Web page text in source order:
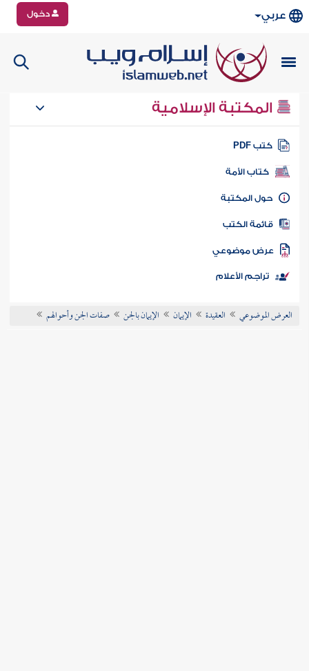
عربي دخول
المكتبة الإسلامية
كتب PDF
كتاب الأمة
المكتبة
الكتب
موضوعي
تراجم الأعلام
العرض الموضوعي العقيدة الإيمان الإيمان بالجن صفات الجن وأحوالهم